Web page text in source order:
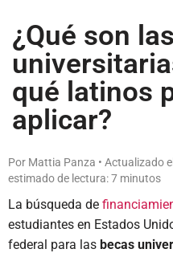
¿Qué son
qué latinos
aplicar?
Por Mattia Panza • Actualizado
estimado de lectura: 7 minutos
La búsqueda de
estudiantes en Estados
federal para las becas